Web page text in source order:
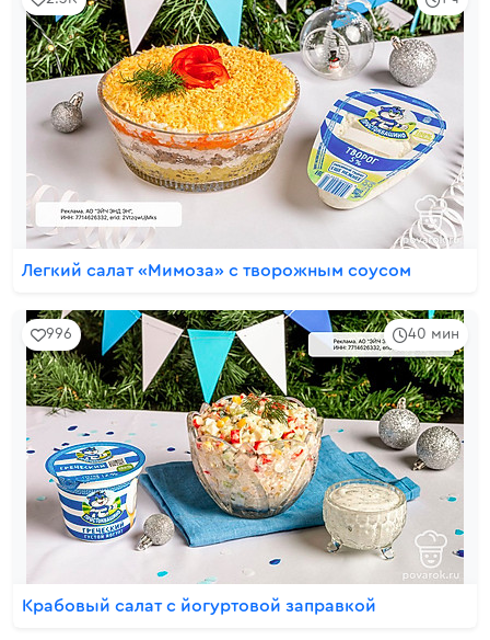
Легкий салат «Мимоза» с творожным соусом
40 мин
996
Крабовый салат с йогуртовой заправкой